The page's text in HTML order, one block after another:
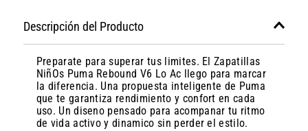
Descripción del Producto
Preparate para superar tus limites. El Zapatillas
NiñOs Puma Rebound V6 Lo Ac llego para marcar
la diferencia. Una propuesta inteligente de Puma
que te garantiza rendimiento y confort en cada
uso. Un diseno pensado para acompanar tu ritmo
de vida activo y dinamico sin perder el estilo.